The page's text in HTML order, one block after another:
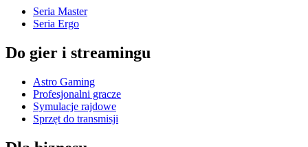
Seria Master
Seria Ergo
Do gier i streamingu
Astro Gaming
Profesjonalni gracze
Symulacje rajdowe
Sprzęt do transmisji